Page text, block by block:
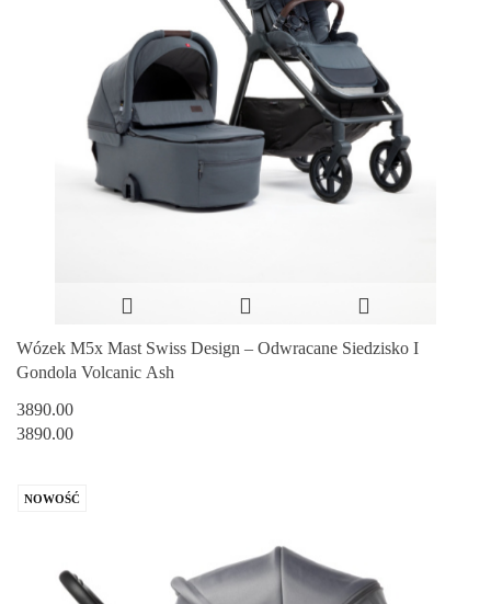
Wózek M5x Mast Swiss Design – Odwracane Siedzisko I
Gondola Volcanic Ash
3890.00
3890.00
NOWOŚĆ